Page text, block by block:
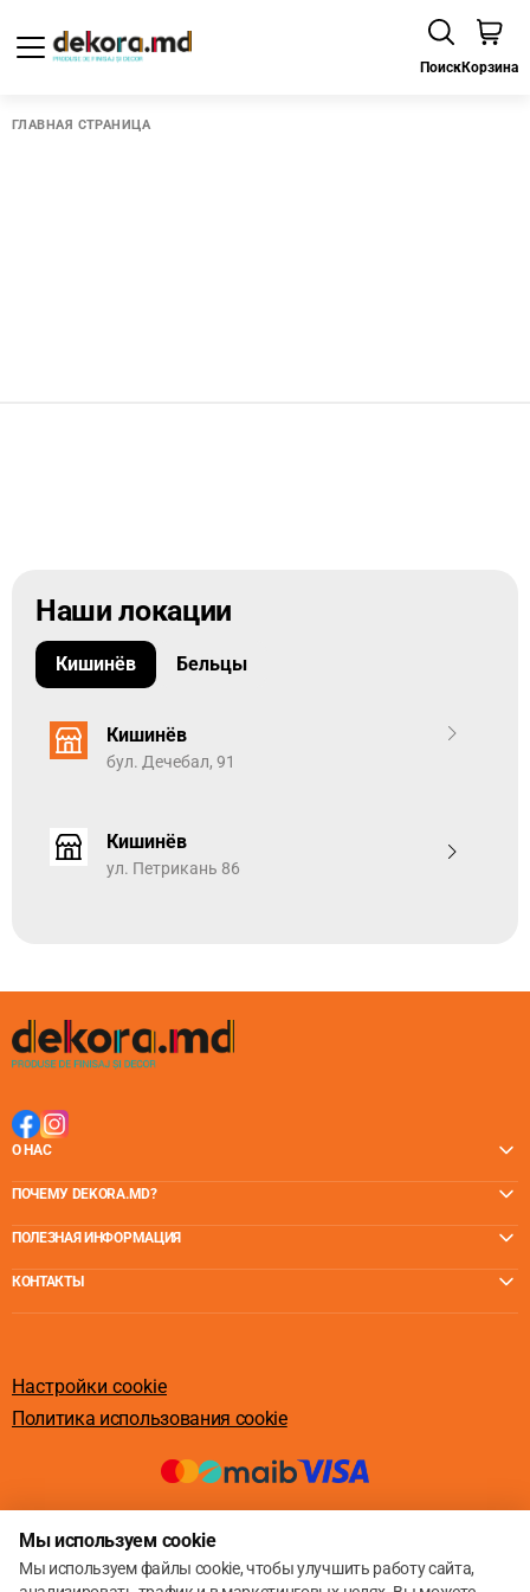
ПоискКорзина
ГЛАВНАЯ СТРАНИЦА
Наши локации
Кишинёв Бельцы
Кишинёв
бул. Дечебал, 91
Кишинёв
ул. Петрикань 86
О НАС
ПОЧЕМУ DEKORA.MD?
ПОЛЕЗНАЯ ИНФОРМАЦИЯ
КОНТАКТЫ
Настройки cookie
Политика использования cookie
Мы используем cookie
Мы используем файлы cookie, чтобы улучшить работу сайта,